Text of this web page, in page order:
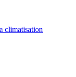
climatisation